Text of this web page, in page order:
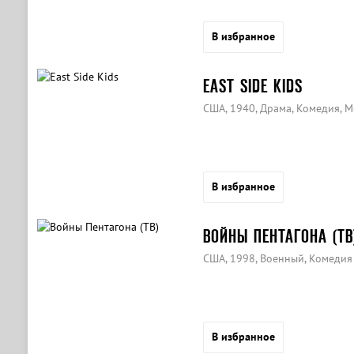
В избранное
EAST SIDE KIDS
США, 1940, Драма, Комедия,
В избранное
ВОЙНЫ ПЕНТАГОНА
США, 1998, Военный, Комедия
В избранное